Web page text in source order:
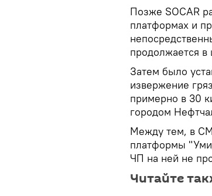
Позже SOCAR
платформах и
продолжается
Затем было
извержение
примерно в 30
городом
Между тем, в
платформы
ЧП на ней не
Читайте